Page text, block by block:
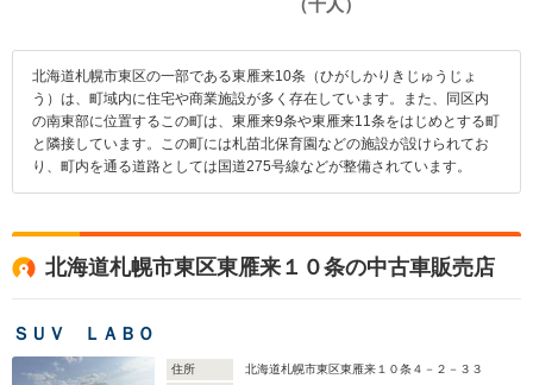
北海道札幌市東区の一部である東雁来10条（ひがしかりきじゅうじょ
う）は、町域内に住宅や商業施設が多く存在しています。また、同区内
の南東部に位置するこの町は、東雁来9条や東雁来11条をはじめとする町
と隣接しています。この町には札苗北保育園などの施設が設けられてお
り、町内を通る道路としては国道275号線などが整備されています。
北海道札幌市東区東雁来１０条の中古車販売店
ＳＵＶ ＬＡＢＯ
住所
北海道札幌市東区東雁来１０条４－２－３３